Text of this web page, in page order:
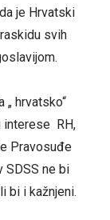
je Hrvatski
svih
hrvatsko“
interese RH,
Pravosuđe
SDSS ne bi
bi i kažnjeni.